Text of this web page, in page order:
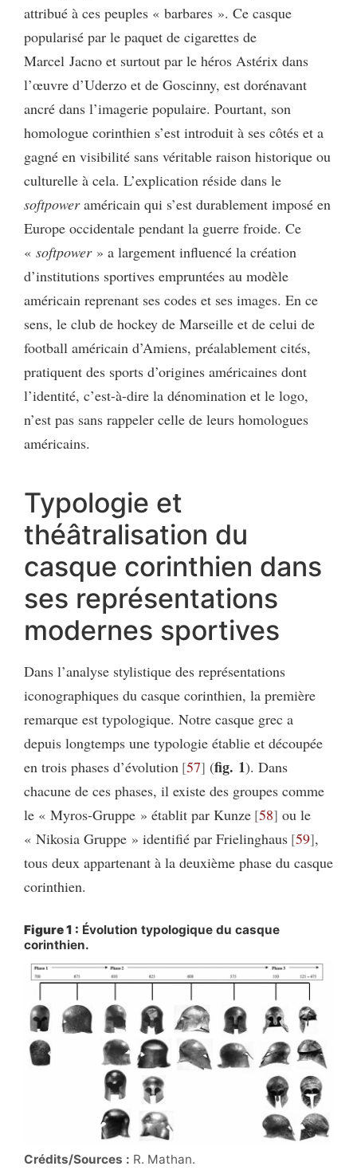
attribué à ces peuples « barbares ». Ce casque
popularisé par le paquet de cigarettes de
Marcel Jacno et surtout par le héros Astérix dans
l’œuvre d’Uderzo et de Goscinny, est dorénavant
ancré dans l’imagerie populaire. Pourtant, son
homologue corinthien s’est introduit à ses côtés et a
gagné en visibilité sans véritable raison historique ou
culturelle à cela. L’explication réside dans le
softpoweraméricain qui s’est durablement imposé en
Europe occidentale pendant la guerre froide. Ce
« softpower» a largement influencé la création
d’institutions sportives empruntées au modèle
américain reprenant ses codes et ses images. En ce
sens, le club de hockey de Marseille et de celui de
football américain d’Amiens, préalablement cités,
pratiquent des sports d’origines américaines dont
l’identité, c’est-à-dire la dénomination et le logo,
n’est pas sans rappeler celle de leurs homologues
américains.
Typologie et
théâtralisation du
casque corinthien dans
ses représentations
modernes sportives
Dans l’analyse stylistique des représentations
iconographiques du casque corinthien, la première
remarque est typologique. Notre casque grec a
depuis longtemps une typologie établie et découpée
en trois phases d’évolution 57 (fig. 1). Dans
chacune de ces phases, il existe des groupes comme
le « Myros-Gruppe » établit par Kunze 58 ou le
« Nikosia Gruppe » identifié par Frielinghaus 59 ,
tous deux appartenant à la deuxième phase du casque
corinthien.
Figure 1 : Évolution typologique du casque
corinthien.
Crédits/Sources : R. Mathan.